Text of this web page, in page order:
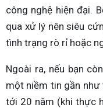
công nghệ hiện đại.
qua xử lý nên siêu
tình trạng rò rỉ hoặc
Ngoài ra, nếu bạn
một niềm tin gần như
tới 20 năm (khi thực